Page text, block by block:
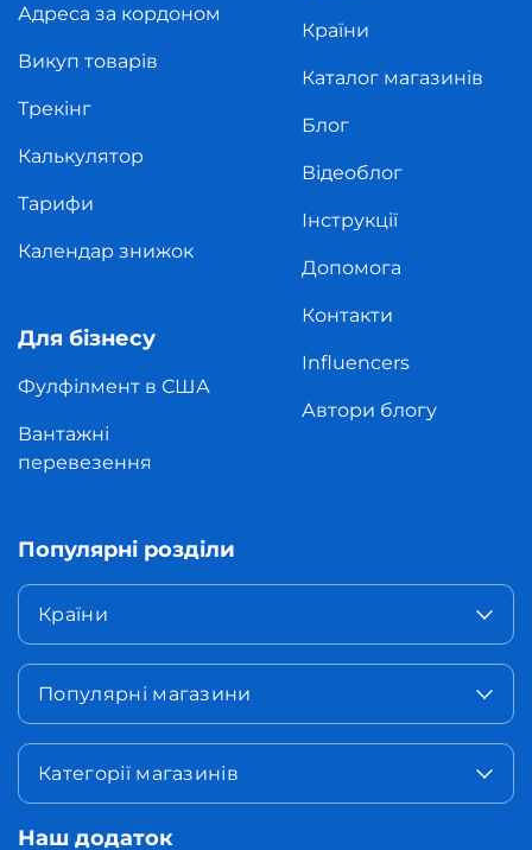
Адреса за кордоном
Викуп товарів
Трекінг
Калькулятор
Тарифи
Календар знижок
Для бізнесу
Фулфілмент в США
Вантажні
перевезення
Країни
Каталог магазинів
Блог
Відеоблог
Інструкції
Допомога
Контакти
Influencers
Автори блогу
Популярні розділи
Країни
Популярні магазини
Категорії магазинів
Наш додаток